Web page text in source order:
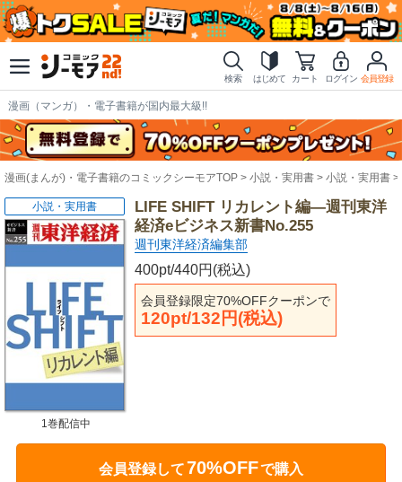
検索 はじめて カート ログイン 会員登録
漫画（マンガ）・電子書籍が国内最大級!!
漫画(まんが)・電子書籍のコミックシーモアTOP 小説・実用書 小説・実用書
LIFE SHIFT リカレント編―週刊東洋
経済eビジネス新書No.255
週刊東洋経済編集部
400pt/440円(税込)
会員登録限定70%OFFクーポンで
120pt/132円(税込)
小説・実用書
1巻配信中
会員登録して70%OFFで購入